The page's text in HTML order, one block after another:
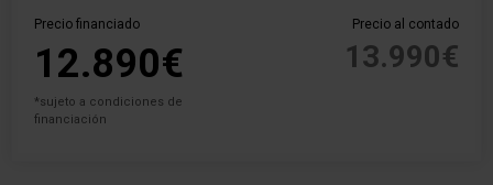
Precio financiado
12.890€
*sujeto a condiciones de
financiación
Precio al contado
13.990€